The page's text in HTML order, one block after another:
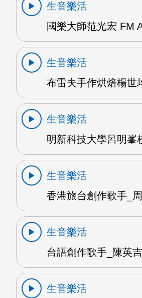
生音樂活
國樂大師范光宏 FM
生音樂活
布雷夫手作烘焙楊世
生音樂活
明新科技大學呂明峯
生音樂活
香港旅台創作歌手_
生音樂活
台語創作歌手_陳英
生音樂活